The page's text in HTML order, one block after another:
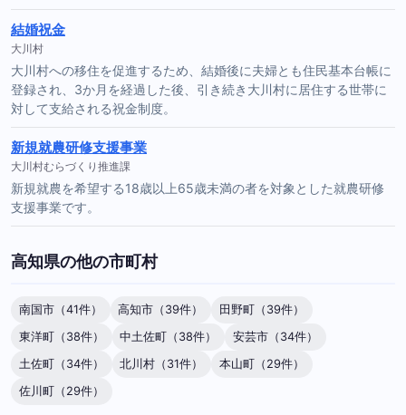
結婚祝金
大川村
大川村への移住を促進するため、結婚後に夫婦とも住民基本台帳に
登録され、3か月を経過した後、引き続き大川村に居住する世帯に
対して支給される祝金制度。
新規就農研修支援事業
大川村むらづくり推進課
新規就農を希望する18歳以上65歳未満の者を対象とした就農研修
支援事業です。
高知県の他の市町村
南国市（41件） 高知市（39件）
田野町（39件）
東洋町（38件）
中土佐町（38件）
安芸市（34件）
土佐町（34件）
北川村（31件）
本山町（29件）
佐川町（29件）